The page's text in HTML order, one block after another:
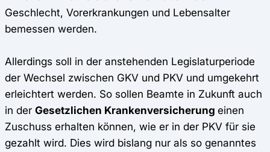
Geschlecht, Vorerkrankungen und Lebensalter
bemessen werden.
Allerdings soll in der anstehenden Legislaturperiode
der Wechsel zwischen GKV und PKV und umgekehrt
erleichtert werden. So sollen Beamte in Zukunft auch
in der Gesetzlichen Krankenversicherung einen
Zuschuss erhalten können, wie er in der PKV für sie
gezahlt wird. Dies wird bislang nur als so genanntes